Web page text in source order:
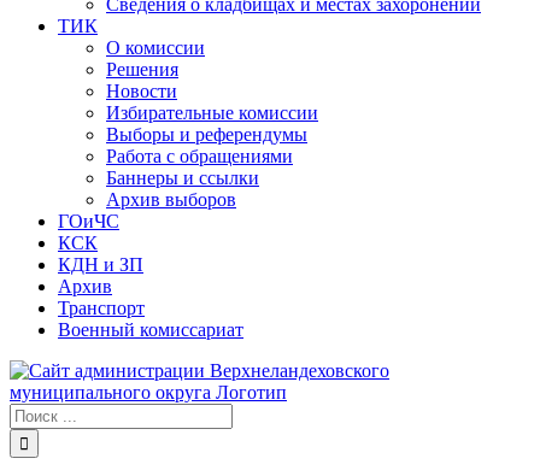
Сведения о кладбищах и местах захоронений
ТИК
О комиссии
Решения
Новости
Избирательные комиссии
Выборы и референдумы
Работа с обращениями
Баннеры и ссылки
Архив выборов
ГОиЧС
КСК
КДН и ЗП
Архив
Транспорт
Военный комиссариат
Результат
поиска: